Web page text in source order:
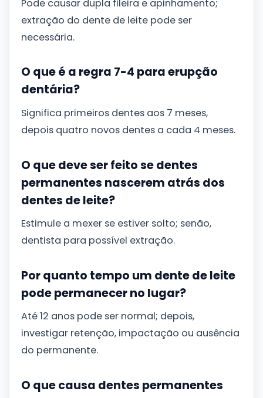
Pode causar dupla fileira e apinhamento;
extração do dente de leite pode ser
necessária.
O que é a regra 7-4 para erupção
dentária?
Significa primeiros dentes aos 7 meses,
depois quatro novos dentes a cada 4 meses.
O que deve ser feito se dentes
permanentes nascerem atrás dos
dentes de leite?
Estimule a mexer se estiver solto; senão,
dentista para possível extração.
Por quanto tempo um dente de leite
pode permanecer no lugar?
Até 12 anos pode ser normal; depois,
investigar retenção, impactação ou ausência
do permanente.
O que causa dentes permanentes